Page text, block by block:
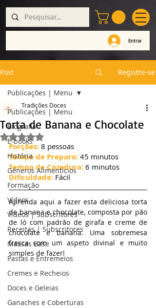
Entrar
Post Registre-se
Publicações | Menu
Biografia
E-books
História
Géneros Alimentícios
Formação
Vídeos
Vídeos | Subscritores
Receitas | Subscritores
Massas Base
Pastas e Entremeios
Cremes e Recheios
Doces e Geleias
Ganaches e Coberturas
Publicações | Menu
Torta de Banana e Chocolate
Tradições Doces
Avaliado com NaN de 5 estrelas.
Porções: 8 pessoas
Tempo de Preparo: 45 minutos
Tempo de Cozedura: 6 minutos
Dificuldade: Fácil
Aprenda aqui a fazer esta deliciosa torta
de banana e chocolate, composta por pão
de ló com padrão de girafa e creme de
chocolate e banana. Uma sobremesa
fresca com um aspeto divinal e muito
simples de fazer!